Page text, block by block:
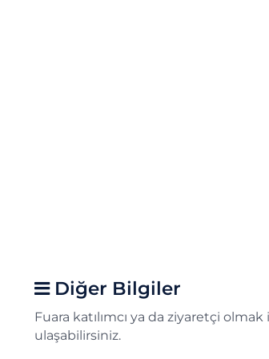
Diğer Bilgiler
Fuara katılımcı ya da ziyaretçi
ulaşabilirsiniz.